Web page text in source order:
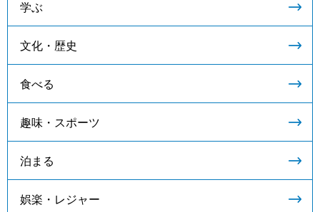
学ぶ
文化・歴史
食べる
趣味・スポーツ
泊まる
娯楽・レジャー